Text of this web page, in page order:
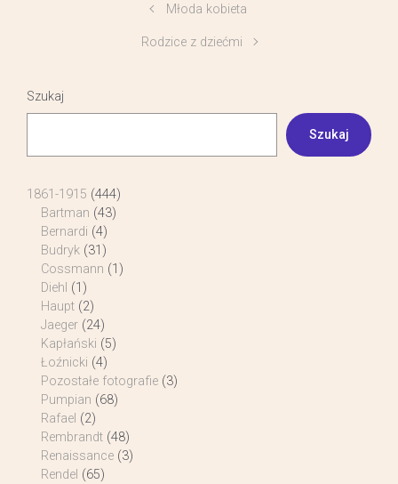
Młoda kobieta
Rodzice z dziećmi
Szukaj
Szukaj
1861-1915 (444)
Bartman (43)
Bernardi (4)
Budryk (31)
Cossmann (1)
Diehl (1)
Haupt (2)
Jaeger (24)
Kapłański (5)
Łoźnicki (4)
Pozostałe fotografie (3)
Pumpian (68)
Rafael (2)
Rembrandt (48)
Renaissance (3)
Rendel (65)